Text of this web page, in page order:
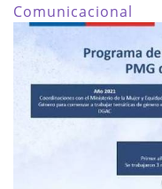
Comunicacional